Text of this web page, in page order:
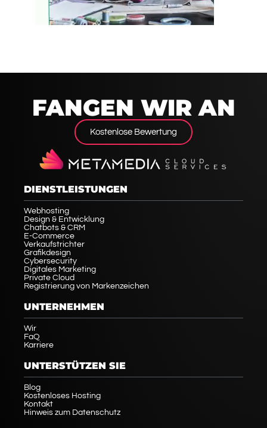
FANGEN WIR AN
Kostenlose Bewertung
DIENSTLEISTUNGEN
Webhosting
Design & Entwicklung
Chatbots & CRM
E-Commerce
Verkaufstrichter
Grafikdesign
Cybersecurity
Digitales Marketing
Private Cloud
Registrierung von Markenzeichen
UNTERNEHMEN
Wir
FaQ
Karriere
UNTERSTÜTZEN SIE
Blog
Kostenloses Hosting
Kontakt
Hinweis zum Datenschutz